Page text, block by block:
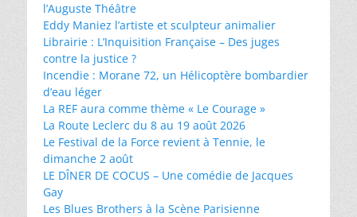
l’Auguste Théâtre
Eddy Maniez l’artiste et sculpteur animalier
Librairie : L’Inquisition Française – Des juges
contre la justice ?
Incendie : Morane 72, un Hélicoptère bombardier
d’eau léger
La REF aura comme thème « Le Courage »
La Route Leclerc du 8 au 19 août 2026
Le Festival de la Force revient à Tennie, le
dimanche 2 août
LE DÎNER DE COCUS – Une comédie de Jacques
Gay
Les Blues Brothers à la Scène Parisienne